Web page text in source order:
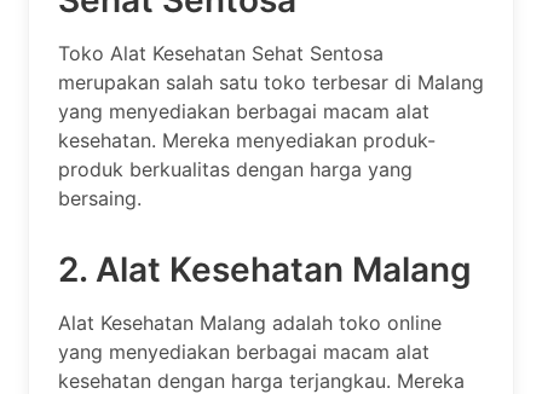
Toko Alat Kesehatan Sehat Sentosa
merupakan salah satu toko terbesar di Malang
yang menyediakan berbagai macam alat
kesehatan. Mereka menyediakan produk-
produk berkualitas dengan harga yang
bersaing.
2. Alat Kesehatan Malang
Alat Kesehatan Malang adalah toko online
yang menyediakan berbagai macam alat
kesehatan dengan harga terjangkau. Mereka